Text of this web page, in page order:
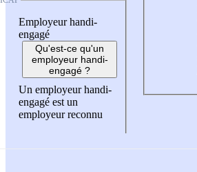
Employeur handi-
engagé
Qu'est-ce qu'un
employeur handi-
engagé ?
Un employeur handi-
engagé est un
employeur reconnu